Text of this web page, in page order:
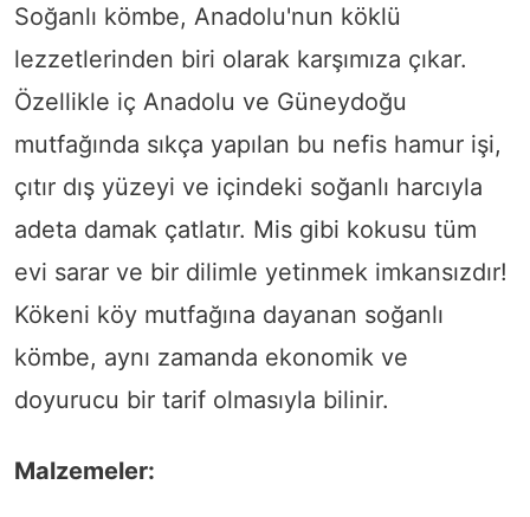
Soğanlı kömbe, Anadolu'nun köklü
lezzetlerinden biri olarak karşımıza çıkar.
Özellikle iç Anadolu ve Güneydoğu
mutfağında sıkça yapılan bu nefis hamur işi,
çıtır dış yüzeyi ve içindeki soğanlı harcıyla
adeta damak çatlatır. Mis gibi kokusu tüm
evi sarar ve bir dilimle yetinmek imkansızdır!
Kökeni köy mutfağına dayanan soğanlı
kömbe, aynı zamanda ekonomik ve
doyurucu bir tarif olmasıyla bilinir.
Malzemeler: